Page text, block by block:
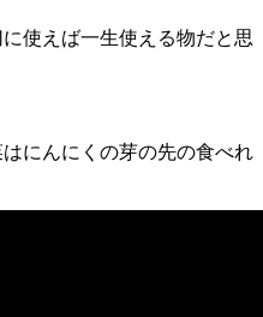
使えば一生使える物だと思
にんにくの芽の先の食べれ